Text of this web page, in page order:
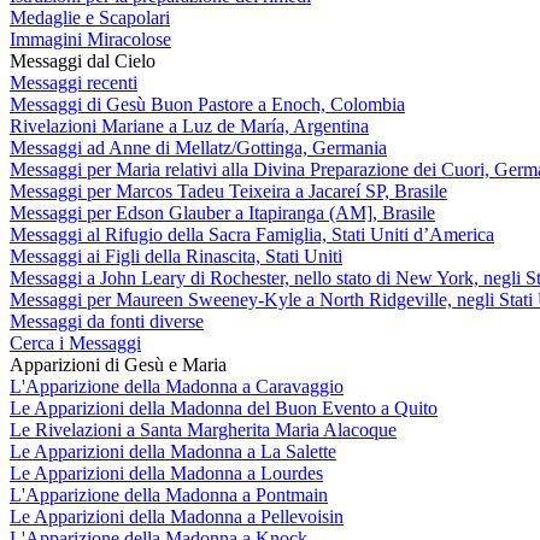
Medaglie e Scapolari
Immagini Miracolose
Messaggi dal Cielo
Messaggi recenti
Messaggi di Gesù Buon Pastore a Enoch, Colombia
Rivelazioni Mariane a Luz de María, Argentina
Messaggi ad Anne di Mellatz/Gottinga, Germania
Messaggi per Maria relativi alla Divina Preparazione dei Cuori,
Messaggi per Marcos Tadeu Teixeira a Jacareí SP, Brasile
Messaggi per Edson Glauber a Itapiranga (AM], Brasile
Messaggi al Rifugio della Sacra Famiglia, Stati Uniti d’America
Messaggi ai Figli della Rinascita, Stati Uniti
Messaggi a John Leary di Rochester, nello stato di New York, negli
Messaggi per Maureen Sweeney-Kyle a North Ridgeville, negli Stati
Messaggi da fonti diverse
Cerca i Messaggi
Apparizioni di Gesù e Maria
L'Apparizione della Madonna a Caravaggio
Le Apparizioni della Madonna del Buon Evento a Quito
Le Rivelazioni a Santa Margherita Maria Alacoque
Le Apparizioni della Madonna a La Salette
Le Apparizioni della Madonna a Lourdes
L'Apparizione della Madonna a Pontmain
Le Apparizioni della Madonna a Pellevoisin